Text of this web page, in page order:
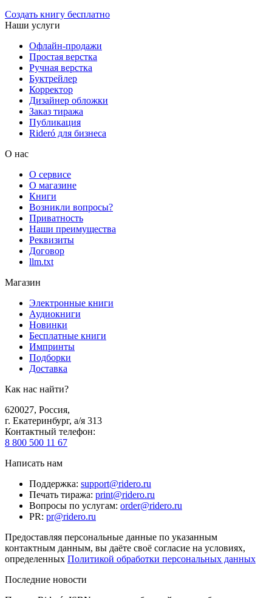
Создать книгу бесплатно
Наши услуги
Офлайн-продажи
Простая верстка
Ручная верстка
Буктрейлер
Корректор
Дизайнер обложки
Заказ тиража
Публикация
Rideró для бизнеса
О нас
О сервисе
О магазине
Книги
Возникли вопросы?
Приватность
Наши преимущества
Реквизиты
Договор
llm.txt
Магазин
Электронные книги
Аудиокниги
Новинки
Бесплатные книги
Импринты
Подборки
Доставка
Как нас найти?
620027, Россия,
г. Екатеринбург, а/я 313
Контактный телефон:
8 800 500 11 67
Написать нам
Поддержка: support@ridero.ru
Печать тиража: print@ridero.ru
Вопросы по услугам: order@ridero.ru
PR: pr@ridero.ru
Предоставляя персональные данные по указанным
контактным данным, вы даёте своё согласие на условиях,
определенных Политикой обработки персональных данных
Последние новости